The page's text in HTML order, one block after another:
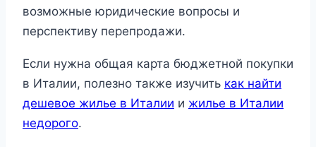
возможные юридические вопросы и
перспективу перепродажи.
Если нужна общая карта бюджетной покупки
в Италии, полезно также изучить как найти
дешевое жилье в Италии и жилье в Италии
недорого.